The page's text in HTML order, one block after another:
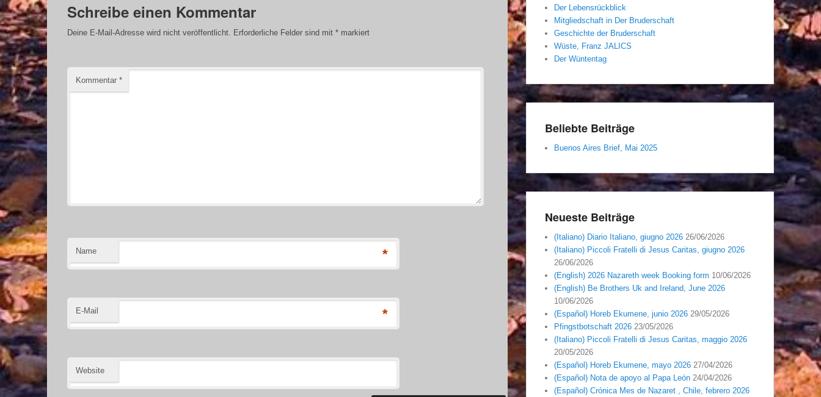
Schreibe einen Kommentar
Deine E-Mail-Adresse wird nicht veröffentlicht. Erforderliche Felder sind mit * markiert
Kommentar *
Name *
E-Mail *
Website
Der Lebensrückblick
Mitgliedschaft in Der Bruderschaft
Geschichte der Bruderschaft
Wüste, Franz JALICS
Der Wüntentag
Beliebte Beiträge
Buenos Aires Brief, Mai 2025
Neueste Beiträge
(Italiano) Diario Italiano, giugno 2026 26/06/2026
(Italiano) Piccoli Fratelli di Jesus Caritas, giugno 2026
26/06/2026
(English) 2026 Nazareth week Booking form 10/06/2026
(English) Be Brothers Uk and Ireland, June 2026
10/06/2026
(Español) Horeb Ekumene, junio 2026 29/05/2026
Pfingstbotschaft 2026 23/05/2026
(Italiano) Piccoli Fratelli di Jesus Caritas, maggio 2026
20/05/2026
(Español) Horeb Ekumene, mayo 2026 27/04/2026
(Español) Nota de apoyo al Papa León 24/04/2026
(Español) Crónica Mes de Nazaret , Chile, febrero 2026